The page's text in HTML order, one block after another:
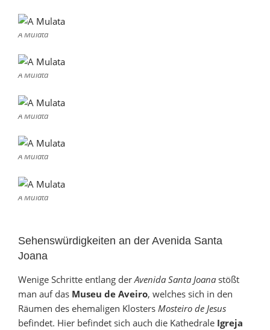
A Mulata
A Mulata
A Mulata
A Mulata
A Mulata
Sehenswürdigkeiten an der Avenida Santa
Joana
Wenige Schritte entlang der Avenida Santa Joana stößt
man auf das Museu de Aveiro, welches sich in den
Räumen des ehemaligen Klosters Mosteiro de Jesus
befindet. Hier befindet sich auch die Kathedrale Igreja